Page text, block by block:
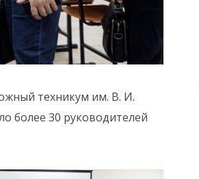
техникум им. В. И.
более 30 руководителей